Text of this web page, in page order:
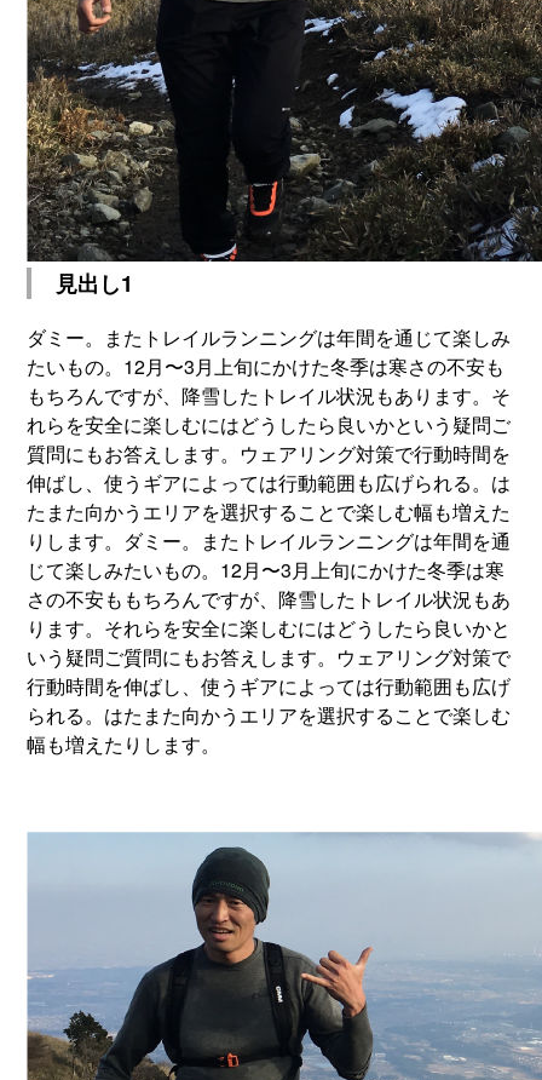
見出し1
ダミー。またトレイルランニングは年間を通じて楽しみ
たいもの。12月〜3月上旬にかけた冬季は寒さの不安も
もちろんですが、降雪したトレイル状況もあります。そ
れらを安全に楽しむにはどうしたら良いかという疑問ご
質問にもお答えします。ウェアリング対策で行動時間を
伸ばし、使うギアによっては行動範囲も広げられる。は
たまた向かうエリアを選択することで楽しむ幅も増えた
りします。ダミー。またトレイルランニングは年間を通
じて楽しみたいもの。12月〜3月上旬にかけた冬季は寒
さの不安ももちろんですが、降雪したトレイル状況もあ
ります。それらを安全に楽しむにはどうしたら良いかと
いう疑問ご質問にもお答えします。ウェアリング対策で
行動時間を伸ばし、使うギアによっては行動範囲も広げ
られる。はたまた向かうエリアを選択することで楽しむ
幅も増えたりします。